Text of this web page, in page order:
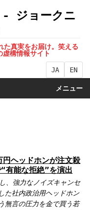
ジョークニ
真実をお届け。笑える
構情報サイト
JA EN
メニュー
円ヘッドホンが注文殺
有能な拒絶”を演出
、強力なノイズキャンセ
た社内政治用ヘッドホン
無言の圧力を金で買う若